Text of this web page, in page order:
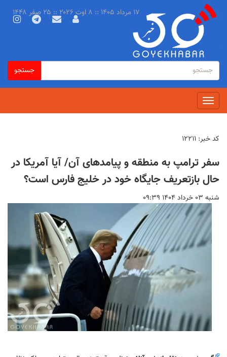
فرم
جستجو
جستجو
جستجو
Toggle
navigation
۱۷ مرداد ۱۴۰۵ :: ۸ اوت ۲۰۲۶ :: ۲۵ صفر ۱۴۴۸
کد خبر: ۱۲۲۱۱
سفر ترامپ به منطقه و پیامدهای آن/ آیا آمریکا در
حال بازتعریف جایگاه خود در خلیج فارس است؟
شنبه ۰۳ خرداد ۱۴۰۴ ۰۹:۳۹